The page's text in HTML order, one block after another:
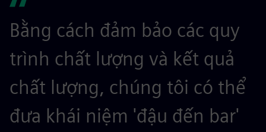
Bằng cách đảm bảo các quy
trình chất lượng và kết quả
chất lượng, chúng tôi có thể
đưa khái niệm 'đậu đến bar'